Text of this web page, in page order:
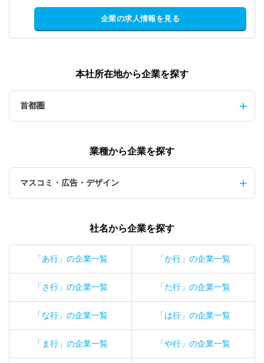
企業の求人情報を見る
本社所在地から企業を探す
首都圏
業種から企業を探す
マスコミ・広告・デザイン
社名から企業を探す
「あ行」の企業一覧 「か行」の企業一覧
「さ行」の企業一覧 「た行」の企業一覧
「な行」の企業一覧 「は行」の企業一覧
「ま行」の企業一覧 「や行」の企業一覧